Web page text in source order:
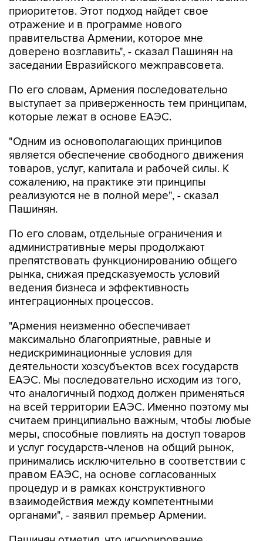
приоритетов. Этот подход найдет свое
отражение и в программе нового
правительства Армении, которое мне
доверено возглавить", - сказал Пашинян на
заседании Евразийского межправсовета.
По его словам, Армения последовательно
выступает за приверженность тем принципам,
которые лежат в основе ЕАЭС.
"Одним из основополагающих принципов
является обеспечение свободного движения
товаров, услуг, капитала и рабочей силы. К
сожалению, на практике эти принципы
реализуются не в полной мере", - сказал
Пашинян.
По его словам, отдельные ограничения и
административные меры продолжают
препятствовать функционированию общего
рынка, снижая предсказуемость условий
ведения бизнеса и эффективность
интеграционных процессов.
"Армения неизменно обеспечивает
максимально благоприятные, равные и
недискриминационные условия для
деятельности хозсубъектов всех государств
ЕАЭС. Мы последовательно исходим из того,
что аналогичный подход должен применяться
на всей территории ЕАЭС. Именно поэтому мы
считаем принципиально важным, чтобы любые
меры, способные повлиять на доступ товаров
и услуг государств-членов на общий рынок,
принимались исключительно в соответствии с
правом ЕАЭС, на основе согласованных
процедур и в рамках конструктивного
взаимодействия между компетентными
органами", - заявил премьер Армении.